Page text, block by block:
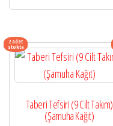
2 adet
stokta
Taberi Tefsiri (9 Cilt Takım)
(Şamuha Kağıt)